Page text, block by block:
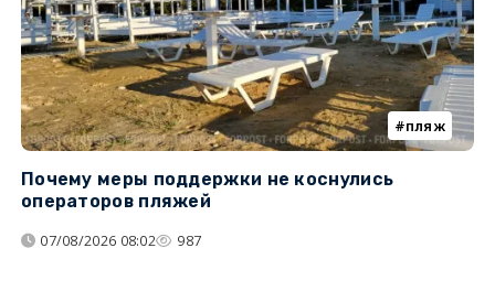
пляж
Почему меры поддержки не коснулись
операторов пляжей
07/08/2026 08:02 987